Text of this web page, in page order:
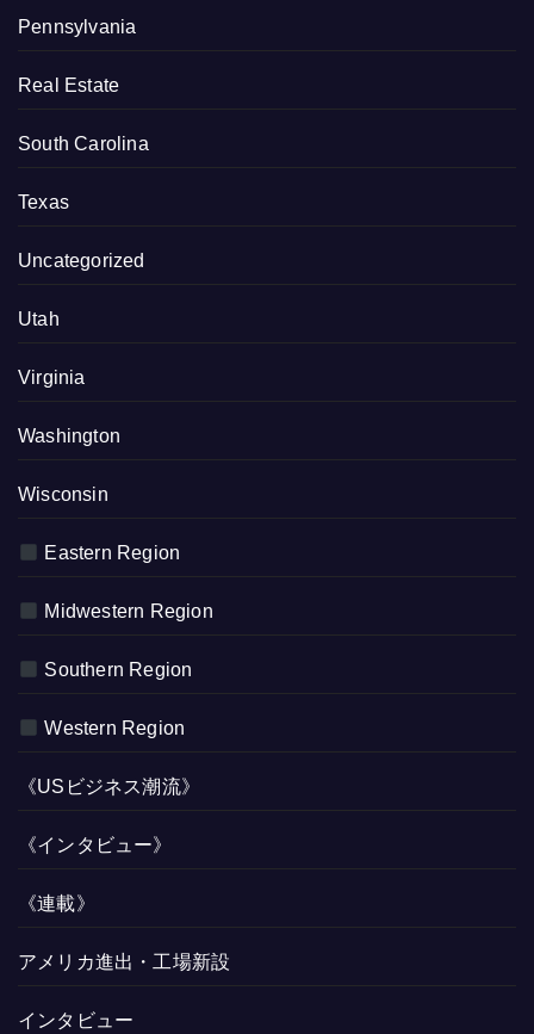
Pennsylvania
Real Estate
South Carolina
Texas
Uncategorized
Utah
Virginia
Washington
Wisconsin
Eastern Region
Midwestern Region
Southern Region
Western Region
《USビジネス潮流》
《インタビュー》
《連載》
アメリカ進出・工場新設
インタビュー